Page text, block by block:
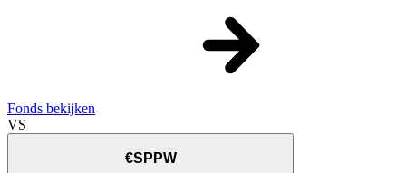
Fonds bekijken
VS
€SPPW